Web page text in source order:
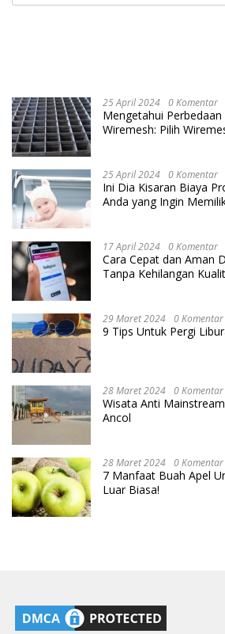
25 April 2024 0 Komentar
Mengetahui
Wiremesh: Pilih
25 April 2024 0 Komentar
Ini Dia Kisaran Biaya
Anda yang Ingin
17 April 2024 0 Komentar
Cara Cepat dan Aman
Tanpa Kehilangan
29 Maret 2024 0 Komentar
9 Tips Untuk Pergi
28 Maret 2024 0 Komentar
Wisata Anti
Ancol
28 Maret 2024 0 Komentar
7 Manfaat Buah Apel
Luar Biasa!